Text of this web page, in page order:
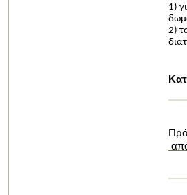
1)
2)